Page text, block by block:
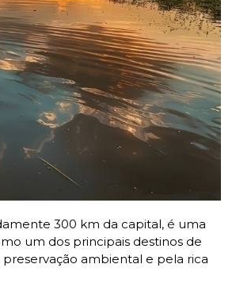
300 km da capital, é uma
um dos principais destinos de
ambiental e pela rica